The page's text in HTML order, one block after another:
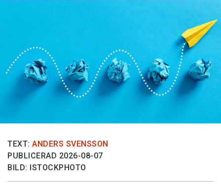
TEXT: ANDERS SVENSSON
PUBLICERAD 2026-08-07
BILD: ISTOCKPHOTO